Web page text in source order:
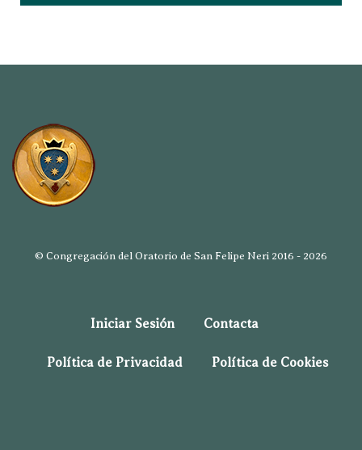
© Congregación del Oratorio de San Felipe Neri 2016 - 2026
Iniciar Sesión Contacta
Política de Privacidad Política de Cookies